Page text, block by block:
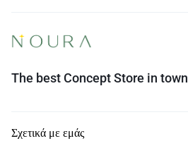
The best Concept Store in town
Σχετικά με εμάς